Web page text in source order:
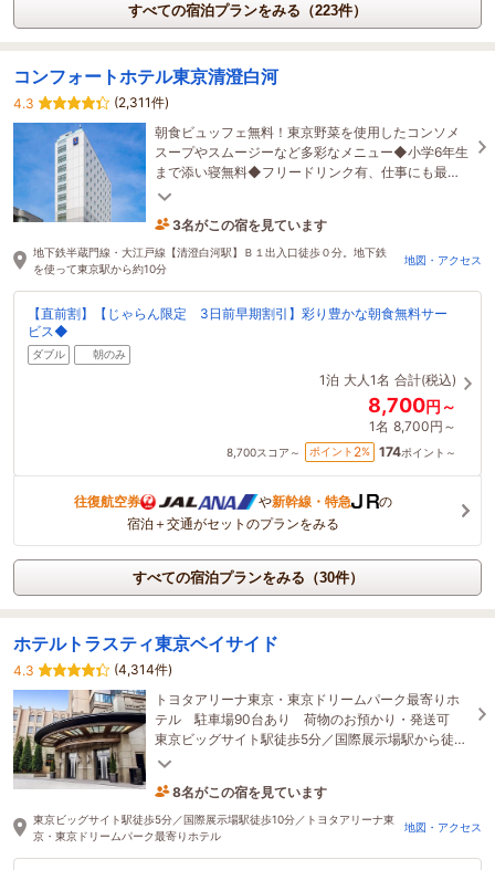
すべての宿泊プランをみる（223件）
コンフォートホテル東京清澄白河
4.3
(2,311件)
朝食ビュッフェ無料！東京野菜を使用したコンソメ
スープやスムージーなど多彩なメニュー◆小学6年生
まで添い寝無料◆フリードリンク有、仕事にも最適
なライブラリーカフェ！チェックイン前アウト後も
2時間前に予約されました
地下鉄半蔵門線・大江戸線【清澄白河駅】Ｂ１出入口徒歩０分。地下鉄
を使って東京駅から約10分
地図・アクセス
【直前割】【じゃらん限定 3日前早期割引】彩り豊かな朝食無料サー
ビス◆
ダブル 朝のみ
1泊 大人1名 合計(税込)
8,700円～
1名 8,700円～
8,700スコア～ ポイント 2% 174ポイント～
往復航空券 や新幹線・特急
の
宿泊＋交通がセットのプランをみる
すべての宿泊プランをみる（30件）
ホテルトラスティ東京ベイサイド
4.3
(4,314件)
トヨタアリーナ東京・東京ドリームパーク最寄りホ
テル 駐車場90台あり 荷物のお預かり・発送可
東京ビッグサイト駅徒歩5分／国際展示場駅から徒歩
10分の好立地！
16分前に予約されました
東京ビッグサイト駅徒歩5分／国際展示場駅徒歩10分／トヨタアリーナ東
京・東京ドリームパーク最寄りホテル
地図・アクセス